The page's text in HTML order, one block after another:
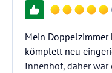
Mein Doppelzimmer
kömplett neu
Innenhof, daher war